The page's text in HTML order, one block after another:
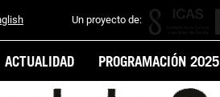
Un proyecto de:
ACTUALIDAD PROGRAMACIÓN 2025